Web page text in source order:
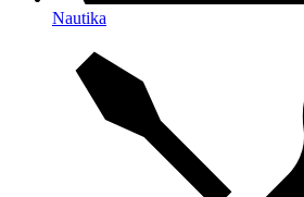
Nautika